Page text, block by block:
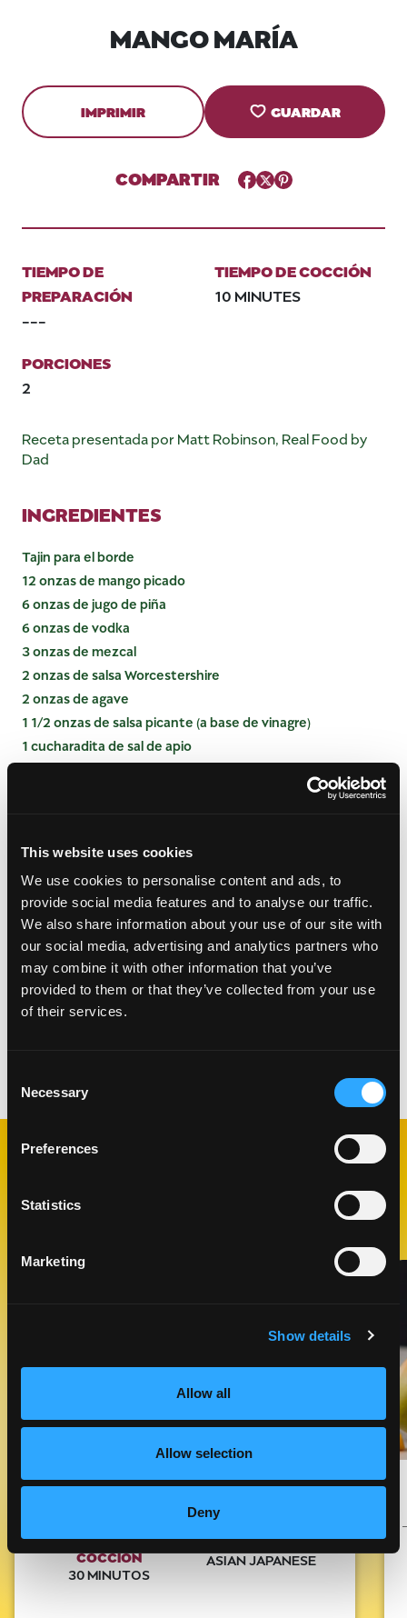
This website uses cookies
We use cookies to personalise content and ads, to
provide social media features and to analyse our traffic.
We also share information about your use of our site with
our social media, advertising and analytics partners who
may combine it with other information that you’ve
provided to them or that they’ve collected from your use
of their services.
Selection
Necessary
Preferences
Statistics
Marketing
Show details
Allow all
Allow selection
Deny
MANGO MARÍA
IMPRIMIR GUARDAR
COMPARTIR Facebook
TwitterPinterest
TIEMPO DE
PREPARACIÓN
---
TIEMPO DE COCCIÓN
10 MINUTES
PORCIONES
2
Receta presentada por Matt Robinson, Real Food by
Dad
INGREDIENTES
Tajin para el borde
12 onzas de mango picado
6 onzas de jugo de piña
6 onzas de vodka
3 onzas de mezcal
2 onzas de salsa Worcestershire
2 onzas de agave
1 1/2 onzas de salsa picante (a base de vinagre)
1 cucharadita de sal de apio
INSTRUCCIONES
Cubra dos vasos Collins con Tajin.
En una licuadora, agregue todos los ingredientes y
mezcle a baja velocidad hasta que la mezcla sea
homogénea.
Vierta (o cuele si lo prefiere) Mango Mary en un
vaso Collins con hielo. Adorne con carnes curadas
y tallos de apio.
RELACIONADAS
Like This Recipe
TÉ DE BURBUJAS DE MANGO
BEBIDAS
TIEMPO DE
COCCIÓN
30 MINUTOS
COCINA
ASIAN JAPANESE